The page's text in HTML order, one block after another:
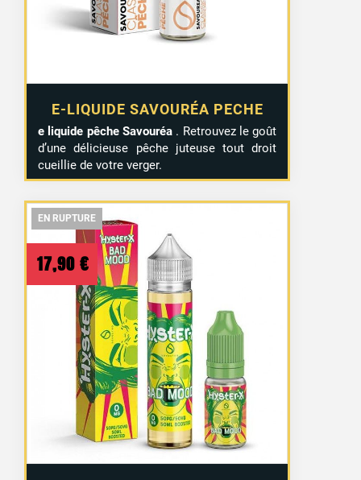
E-LIQUIDE SAVOURÉA PECHE
e liquide pêche Savouréa . Retrouvez le goût
d’une délicieuse pêche juteuse tout droit
cueillie de votre verger.
EN RUPTURE
EN RUPTURE
17,90 €
EN RUPTURE